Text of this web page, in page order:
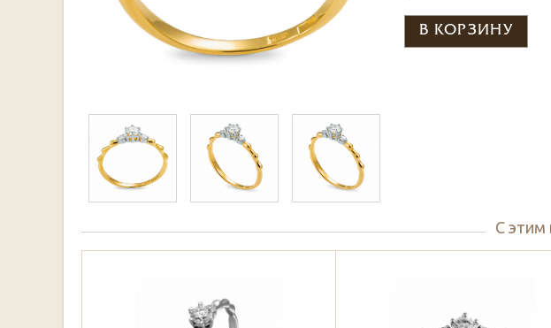
С этим